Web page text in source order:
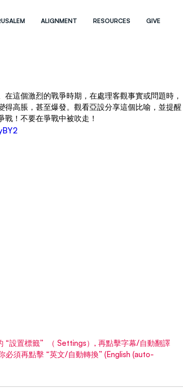
ALIGNMENT RESOURCES GIVE
這個激烈的戰爭時期，在處理客觀事實或問題時，
高脹，甚至爆發。觀看亞設分享這個比喻，並提醒
！不要在爭戰中被吹走！
“設置標籤”  （ Settings）, 再點擊字幕/自動翻譯
須再點擊 “英文/自動轉換” (English (auto-